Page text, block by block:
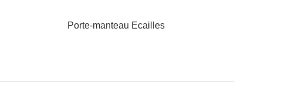
Porte-manteau Ecailles